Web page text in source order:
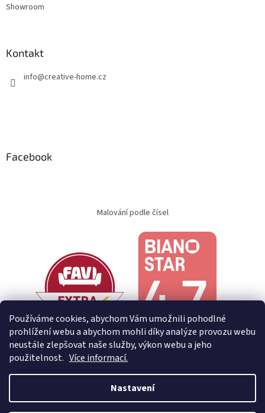
Používáme cookies, abychom Vám umožnili pohodlné
prohlížení webu a abychom mohli díky analýze provozu webu
neustále zlepšovat naše služby, výkon webu a jeho
použitelnost. Více informací.
Nastavení
Showroom
Kontakt
info@creative-home.cz
Facebook
Malování podle čísel
Vytvořil Shoptet